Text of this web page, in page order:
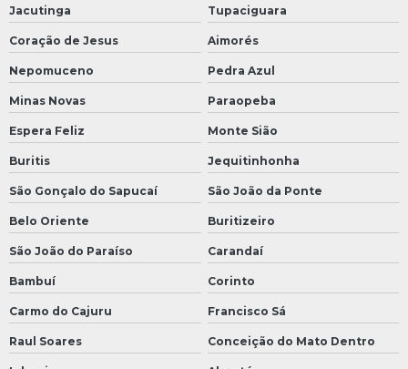
Jacutinga Tupaciguara
Coração de Jesus Aimorés
Nepomuceno Pedra Azul
Minas Novas Paraopeba
Espera Feliz Monte Sião
Buritis Jequitinhonha
São Gonçalo do Sapucaí São João da Ponte
Belo Oriente Buritizeiro
São João do Paraíso Carandaí
Bambuí Corinto
Carmo do Cajuru Francisco Sá
Raul Soares Conceição do Mato Dentro